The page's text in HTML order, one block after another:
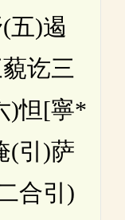
五)遏
讫三
)怛[寧*
(引)萨
合引)